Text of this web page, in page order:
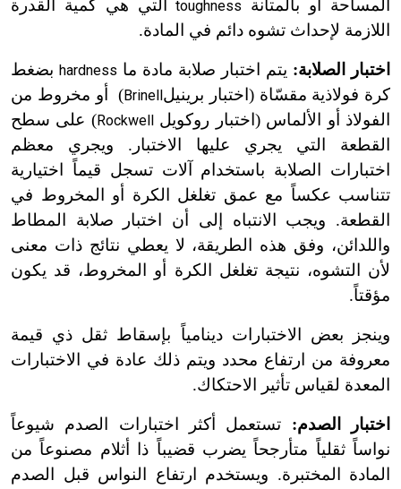
المساحة أو بالمتانة toughnessالتي هي كمية القدرة
اللازمة لإحداث تشوه دائم في المادة.
اختبار الصلابة: يتم اختبار صلابة مادة ما hardness بضغط
كرة فولاذية مقسّاة (اختبار برينيل Brinell
)
أو مخروط من
الفولاذ أو الألماس (اختبار روكويل Rockwell) على سطح
القطعة التي يجري عليها الاختبار. ويجري معظم
اختبارات الصلابة باستخدام آلات تسجل قيماً اختيارية
تتناسب عكساً مع عمق تغلغل الكرة أو المخروط في
القطعة. ويجب الانتباه إلى أن اختبار صلابة المطاط
واللدائن، وفق هذه الطريقة، لا يعطي نتائج ذات معنى
لأن التشوه، نتيجة تغلغل الكرة أو المخروط، قد يكون
مؤقتاً.
وينجز بعض الاختبارات دينامياً بإسقاط ثقل ذي قيمة
معروفة من ارتفاع محدد ويتم ذلك عادة في الاختبارات
المعدة لقياس تأثير الاحتكاك.
اختبار الصدم: تستعمل أكثر اختبارات الصدم شيوعاً
نواساً ثقلياً متأرجحاً يضرب قضيباً ذا أثلام مصنوعاً من
المادة المختبرة. ويستخدم ارتفاع النواس قبل الصدم